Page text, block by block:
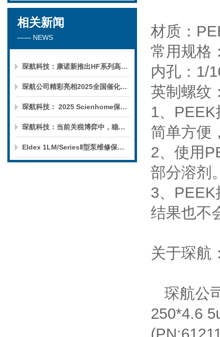
相关新闻
—— NEWS
琛航科技：康诺新推出HF系列高压恒流泵
琛航公司精彩亮相2025全国催化学术会议
琛航科技： 2025 Scienhome保护柱年中赠送活动
琛航科技：当前关税博弈中，稳定的货源可解您燃眉之急
Eldex 1LM/SeriesⅡ型泵维修保养服务
材质：
常用规格
内孔： 1/
英制螺纹
1、 PEEK
简单方便
2、使用
部分溶剂
3、 PEEK
结果也不
关于琛航
琛航公
250*4.6